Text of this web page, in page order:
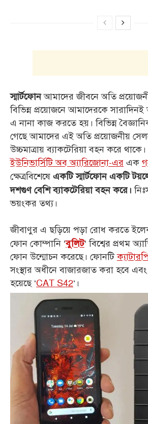
স্মার্টফোনআমাদের জীবনে অতি
বিভিন্ন প্রয়োজনে আমাদেরকে সারাদিনই
এ নানা কাজ করতে হয়। বিভিন্ন
গেছে আমাদের এই অতি প্রয়োজনীয়
উচ্চমাত্রায় ব্যাকটেরিয়া বহন করে থাকে।
ইউনিভার্সিটি অব অ্যারিজোনা-এর এক
ক্ষেত্রবিশেষে একটি স্মার্টফোন একটি
দশগুণ বেশি ব্যাকটেরিয়া বহন করে।
ভয়ংকর তথ্য।
জীবাণুর এ ছড়িয়ে পড়া রোধ করতে
ফোন কোম্পানি ‘বুলিট‘ বিশ্বের প্রথম
ফোন উন্মোচন করেছে। ফোনটি
সংস্থার অধীনে বাজারজাত করা হবে
হয়েছে ‘CAT S42‘।